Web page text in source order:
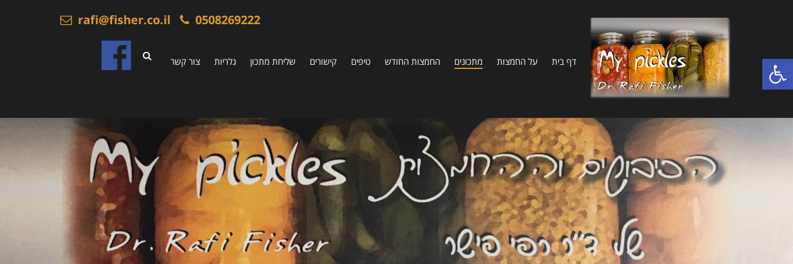
פתח סרגל נגישות
0508269222
rafi@fisher.co.il
דף בית על החמצות מתכונים החמצות החודש טיפים קישורים שליחת מתכון גלריות צור קשר